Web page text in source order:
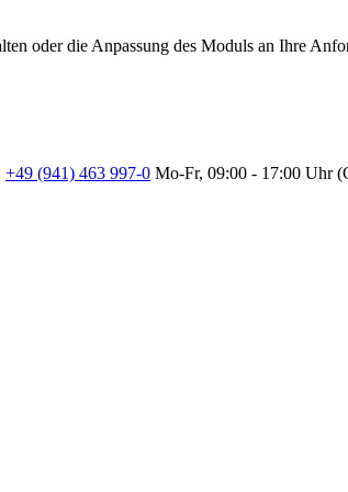
oder die Anpassung des Moduls an Ihre
+49 (941) 463 997-0 Mo-Fr, 09:00 - 17:00 Uhr